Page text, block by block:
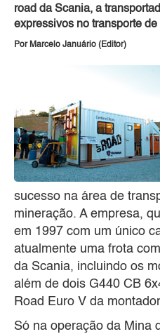
road da Scania, a
expressivos no transporte
Por Marcelo Januário (Editor)
sucesso na área de
mineração. A empresa,
em 1997 com um único
atualmente uma frota
da Scania, incluindo os
além de dois G440 CB
Road Euro V da
Só na operação da Mina